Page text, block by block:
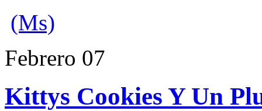
(Ms)
Febrero 07
Kittys Cookies Y Un